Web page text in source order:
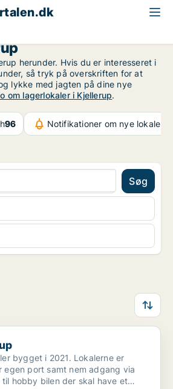
herunder. Hvis du er interesseret i
så tryk på overskriften for at
lykke med jagten på dine nye
om lagerlokaler i Kjellerup.
96 Notifikationer om nye lokaler
Søg
i 2021. Lokalerne er
egen port samt nem adgang via